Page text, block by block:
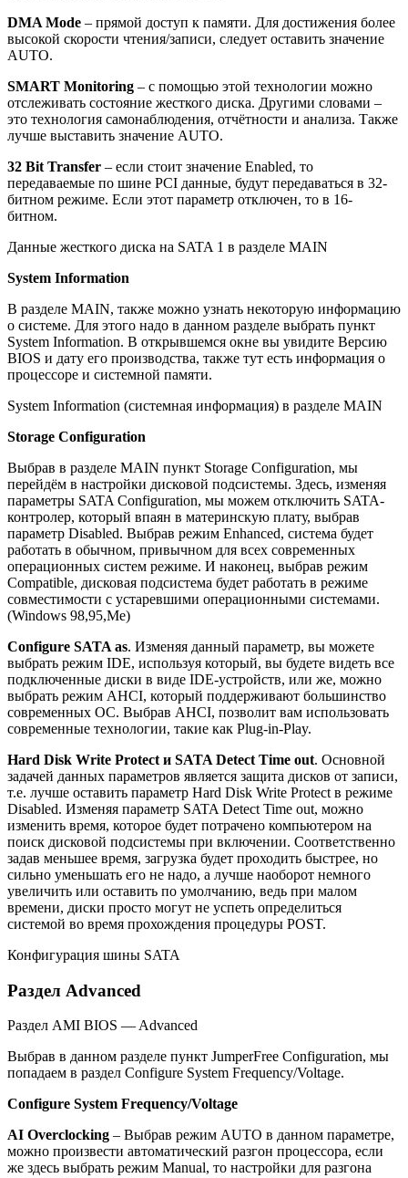
DMA Mode – прямой доступ к памяти. Для достижения более
высокой скорости чтения/записи, следует оставить значение
AUTO.
SMART Monitoring – с помощью этой технологии можно
отслеживать состояние жесткого диска. Другими словами –
это технология самонаблюдения, отчётности и анализа. Также
лучше выставить значение AUTO.
32 Bit Transfer – если стоит значение Enabled, то
передаваемые по шине PCI данные, будут передаваться в 32-
битном режиме. Если этот параметр отключен, то в 16-
битном.
Данные жесткого диска на SATA 1 в разделе MAIN
System Information
В разделе MAIN, также можно узнать некоторую информацию
о системе. Для этого надо в данном разделе выбрать пункт
System Information. В открывшемся окне вы увидите Версию
BIOS и дату его производства, также тут есть информация о
процессоре и системной памяти.
System Information (системная информация) в разделе MAIN
Storage Configuration
Выбрав в разделе MAIN пункт Storage Configuration, мы
перейдём в настройки дисковой подсистемы. Здесь, изменяя
параметры SATA Configuration, мы можем отключить SATA-
контролер, который впаян в материнскую плату, выбрав
параметр Disabled. Выбрав режим Enhanced, система будет
работать в обычном, привычном для всех современных
операционных систем режиме. И наконец, выбрав режим
Compatible, дисковая подсистема будет работать в режиме
совместимости с устаревшими операционными системами.
(Windows 98,95,Me)
Configure SATA as. Изменяя данный параметр, вы можете
выбрать режим IDE, используя который, вы будете видеть все
подключенные диски в виде IDE-устройств, или же, можно
выбрать режим AHCI, который поддерживают большинство
современных ОС. Выбрав AHCI, позволит вам использовать
современные технологии, такие как Plug-in-Play.
Hard Disk Write Protect и SATA Detect Time out. Основной
задачей данных параметров является защита дисков от записи,
т.е. лучше оставить параметр Hard Disk Write Protect в режиме
Disabled. Изменяя параметр SATA Detect Time out, можно
изменить время, которое будет потрачено компьютером на
поиск дисковой подсистемы при включении. Соответственно
задав меньшее время, загрузка будет проходить быстрее, но
сильно уменьшать его не надо, а лучше наоборот немного
увеличить или оставить по умолчанию, ведь при малом
времени, диски просто могут не успеть определиться
системой во время прохождения процедуры POST.
Конфигурация шины SATA
Раздел Advanced
Раздел AMI BIOS — Advanced
Выбрав в данном разделе пункт JumperFree Configuration, мы
попадаем в раздел Configure System Frequency/Voltage.
Configure System Frequency/Voltage
AI Overclocking – Выбрав режим AUTO в данном параметре,
можно произвести автоматический разгон процессора, если
же здесь выбрать режим Manual, то настройки для разгона